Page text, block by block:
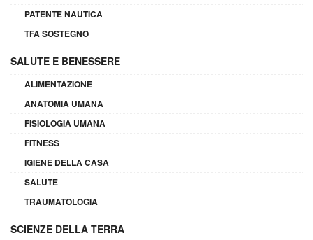
PATENTE NAUTICA
TFA SOSTEGNO
SALUTE E BENESSERE
ALIMENTAZIONE
ANATOMIA UMANA
FISIOLOGIA UMANA
FITNESS
IGIENE DELLA CASA
SALUTE
TRAUMATOLOGIA
SCIENZE DELLA TERRA